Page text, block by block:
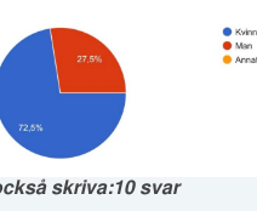
skriva:10 svar